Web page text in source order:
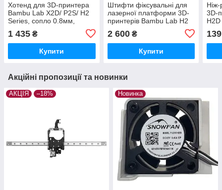
Хотенд для 3D-принтера
Bambu Lab X2D/ P2S/ H2
Series, сопло 0.8мм,
(оригінал, FAH062)
1 435 ₴
Купити
Штифти фіксувальні для
лазерної платформи 3D-
принтерів Bambu Lab H2
SLA007)
2 600₴
Купити
Ніж-
3D-
H2D
139
Акційні пропозиції та новинки
АКЦІЯ –18% Новинка